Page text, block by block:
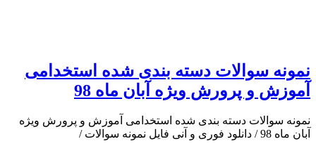
نمونه سوالات دسته بندی شده استخدامی
آموزش و پرورش ویژه آبان ماه 98
نمونه سوالات دسته بندی شده استخدامی آموزش و پرورش ویژه
آبان ماه 98 / دانلود فوری و آنی فایل نمونه سوالات /